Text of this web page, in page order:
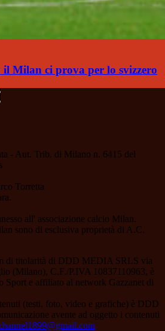
il Milan ci prova per lo svizzero
- Aut. Trib. di Milano n. 6415 del
Torretta
all' associazione calcio Milan.
sono di esclusiva proprietà di A.C.
di titolarità di DDD MEDIA SRLS via
(Milano), C.F./P.IVA 10837110963, è
Sport e affiliato al network Gazzanet di
(testi, foto, video e grafiche) è DDD
avente ad oggetto i contenuti